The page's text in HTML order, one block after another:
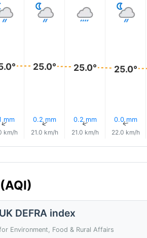
mm
km/h
25.0°
0.2 mm
↑
21.0 km/h
25.0°
0.2 mm
↑
21.0 km/h
25.0°
0.0 mm
↑
22.0 km/h
UK DEFRA index
Environment, Food & Rural Affairs